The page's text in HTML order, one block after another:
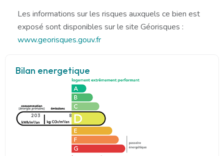
Les informations sur les risques auxquels ce bien est
exposé sont disponibles sur le site Géorisques :
www.georisques.gouv.fr
Bilan energetique
203 8